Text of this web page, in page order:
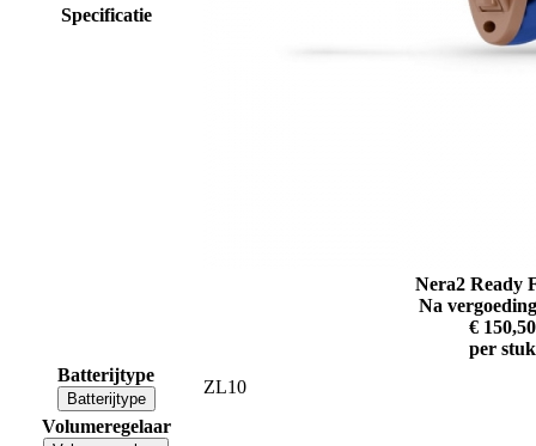
Specificatie
Nera2 Ready
Na
€ 150,50
per stuk
Batterijtype
Batterijtype
ZL10
Volumeregelaar